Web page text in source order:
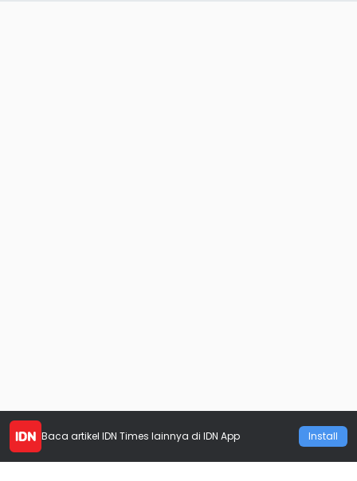
Baca artikel IDN Times lainnya di IDN App Install